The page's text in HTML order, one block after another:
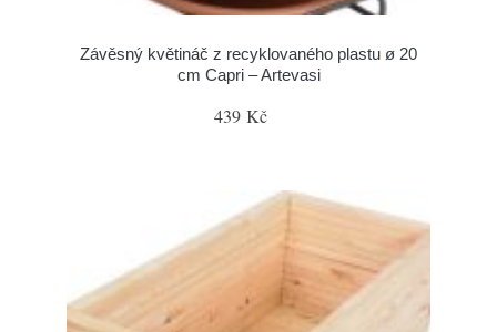
Závěsný květináč z recyklovaného plastu ø 20
cm Capri – Artevasi
439 Kč